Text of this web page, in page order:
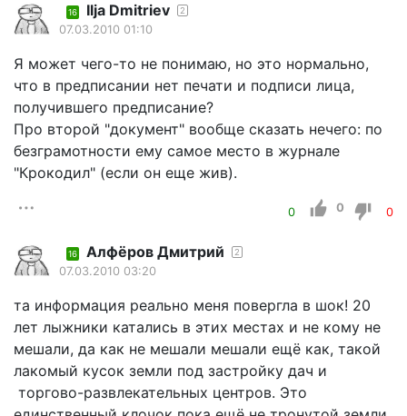
16 Ilja Dmitriev 2
07.03.2010 01:10
Я может чего-то не понимаю, но это нормально,
что в предписании нет печати и подписи лица,
получившего предписание?
Про второй "документ" вообще сказать нечего: по
безграмотности ему самое место в журнале
"Крокодил" (если он еще жив).
0 0 0
16 Алфёров Дмитрий 2
07.03.2010 03:20
та информация реально меня повергла в шок! 20
лет лыжники катались в этих местах и не кому не
мешали, да как не мешали мешали ещё как, такой
лакомый кусок земли под застройку дач и
торгово-развлекательных центров. Это